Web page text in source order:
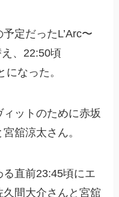
定だったL’Arc〜
、22:50頃
なった。
ットのために赤坂
舘涼太さん。
直前23:45頃にエ
間大介さんと宮舘